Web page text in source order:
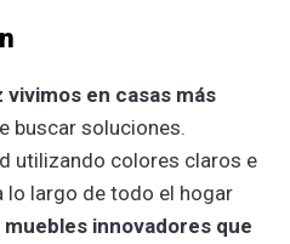
vivimos en casas más
buscar soluciones.
utilizando colores claros e
lo largo de todo el hogar
innovadores que